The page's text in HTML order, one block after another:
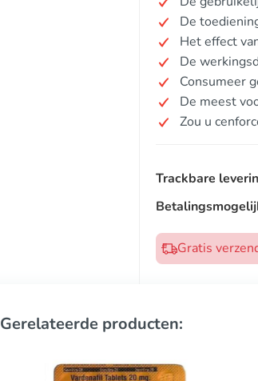
De
Het effect
De
Consumeer
De meest
Zou u
Trackbare
Gratis
Gerelateerde producten: